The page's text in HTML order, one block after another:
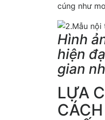
cúng như
Hình
hiện
gian
LỰA